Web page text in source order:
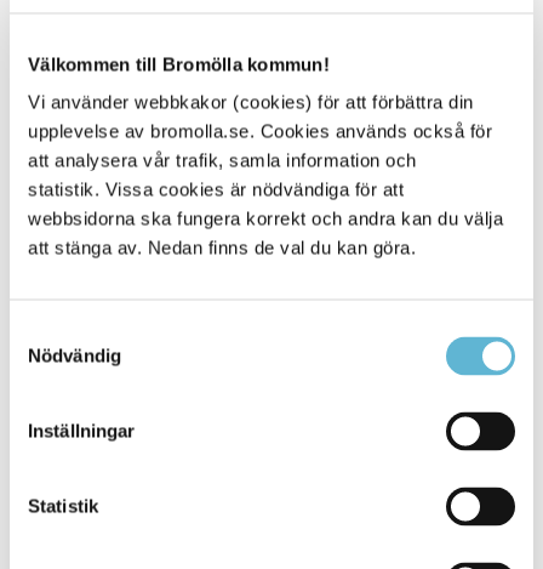
Välkommen till Bromölla kommun!
Vi använder webbkakor (cookies) för att förbättra din
upplevelse av bromolla.se. Cookies används också för
att analysera vår trafik, samla information och
statistik. Vissa cookies är nödvändiga för att
webbsidorna ska fungera korrekt och andra kan du välja
att stänga av. Nedan finns de val du kan göra.
Nödvändig
Inställningar
Statistik
45
Alla platser
KONTAKT
Besöksadress